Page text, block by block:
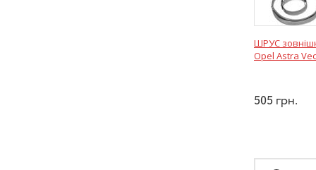
ШРУС
Opel Astra
505 грн.